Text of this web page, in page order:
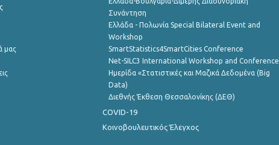
μας
Συνάντηση
Ελλάδα - Πολωνία Special Bilateral Event and
Workshop
SmartStatistics4SmartCities Conference
Net-SILC3 International Workshop and Conference
Ημερίδα «Στατιστικές και Μαζικά Δεδομένα (Big
Data)
Διεθνής Έκθεση Θεσσαλονίκης (ΔΕΘ)
COVID-19
Κοινοβουλευτικός Έλεγχος